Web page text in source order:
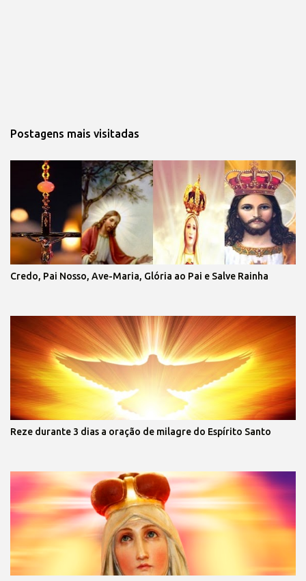
Postagens mais visitadas
Credo, Pai Nosso, Ave-Maria, Glória ao Pai e Salve Rainha
Reze durante 3 dias a oração de milagre do Espírito Santo